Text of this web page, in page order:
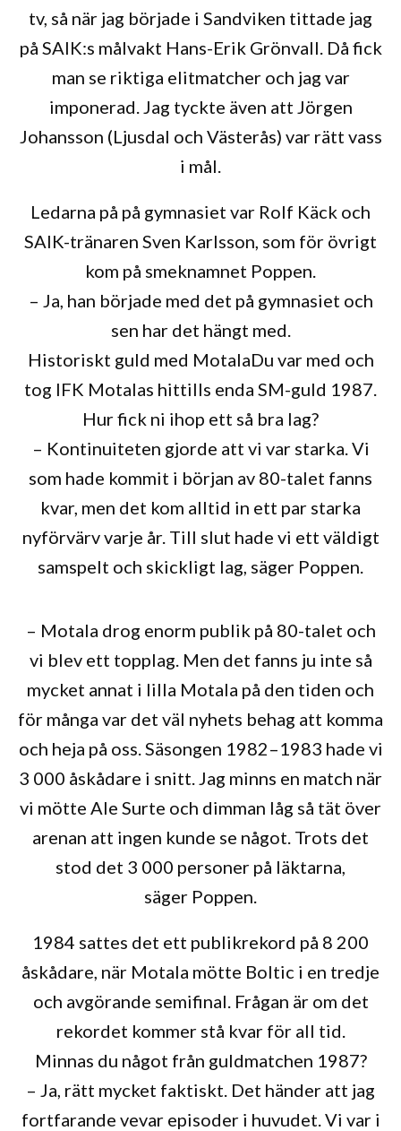
tv, så när jag började i Sandviken tittade jag
på SAIK:s målvakt Hans-Erik Grönvall. Då fick
man se riktiga elitmatcher och jag var
imponerad. Jag tyckte även att Jörgen
Johansson (Ljusdal och Västerås) var rätt vass
i mål.
Ledarna på på gymnasiet var Rolf Käck och
SAIK-tränaren Sven Karlsson, som för övrigt
kom på smeknamnet Poppen.
– Ja, han började med det på gymnasiet och
sen har det hängt med.
Historiskt guld med MotalaDu var med och
tog IFK Motalas hittills enda SM-guld 1987.
Hur fick ni ihop ett så bra lag?
– Kontinuiteten gjorde att vi var starka. Vi
som hade kommit i början av 80-talet fanns
kvar, men det kom alltid in ett par starka
nyförvärv varje år. Till slut hade vi ett väldigt
samspelt och skickligt lag, säger Poppen.
– Motala drog enorm publik på 80-talet och
vi blev ett topplag. Men det fanns ju inte så
mycket annat i lilla Motala på den tiden och
för många var det väl nyhets behag att komma
och heja på oss. Säsongen 1982–1983 hade vi
3 000 åskådare i snitt. Jag minns en match när
vi mötte Ale Surte och dimman låg så tät över
arenan att ingen kunde se något. Trots det
stod det 3 000 personer på läktarna,
säger Poppen.
1984 sattes det ett publikrekord på 8 200
åskådare, när Motala mötte Boltic i en tredje
och avgörande semifinal. Frågan är om det
rekordet kommer stå kvar för all tid.
Minnas du något från guldmatchen 1987?
– Ja, rätt mycket faktiskt. Det händer att jag
fortfarande vevar episoder i huvudet. Vi var i